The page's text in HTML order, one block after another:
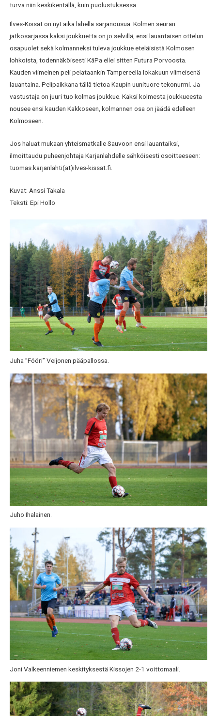
turva niin keskikentällä, kuin puolustuksessa.
Ilves-Kissat on nyt aika lähellä sarjanousua. Kolmen seuran
jatkosarjassa kaksi joukkuetta on jo selvillä, ensi lauantaisen ottelun
osapuolet sekä kolmanneksi tuleva joukkue eteläisistä Kolmosen
lohkoista, todennäköisesti KäPa ellei sitten Futura Porvoosta.
Kauden viimeinen peli pelataankin Tampereella lokakuun viimeisenä
lauantaina. Pelipaikkana tällä tietoa Kaupin uunituore tekonurmi. Ja
vastustaja on juuri tuo kolmas joukkue. Kaksi kolmesta joukkueesta
nousee ensi kauden Kakkoseen, kolmannen osa on jäädä edelleen
Kolmoseen.
Jos haluat mukaan yhteismatkalle Sauvoon ensi lauantaiksi,
ilmoittaudu puheenjohtaja Karjanlahdelle sähköisesti osoitteeseen:
tuomas.karjanlahti(at)ilves-kissat.fi.
Kuvat: Anssi Takala
Teksti: Epi Hollo
Juha ”Fööri” Veijonen pääpallossa.
Juho Ihalainen.
Joni Valkeenniemen keskityksestä Kissojen 2-1 voittomaali.